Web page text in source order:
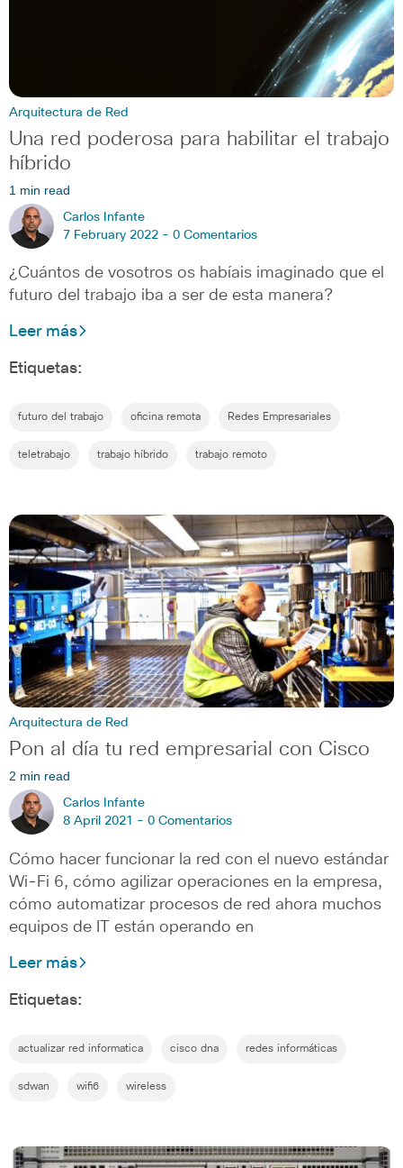
Arquitectura de Red
Una red poderosa para habilitar el trabajo
híbrido
1 min read
Carlos Infante
7 February 2022 - 0 Comentarios
¿Cuántos de vosotros os habíais imaginado que el
futuro del trabajo iba a ser de esta manera?
Leer más
Etiquetas:
futuro del trabajo oficina remota Redes Empresariales
teletrabajo trabajo híbrido trabajo remoto
Arquitectura de Red
Pon al día tu red empresarial con Cisco
2 min read
Carlos Infante
8 April 2021 - 0 Comentarios
Cómo hacer funcionar la red con el nuevo estándar
Wi-Fi 6, cómo agilizar operaciones en la empresa,
cómo automatizar procesos de red ahora muchos
equipos de IT están operando en
Leer más
Etiquetas:
actualizar red informatica cisco dna redes informáticas
sdwan wifi6 wireless